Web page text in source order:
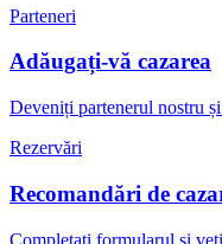
Parteneri
Adăugați-vă cazarea
Deveniți partenerul nostru
Rezervări
Recomandări de
Completați formularul și